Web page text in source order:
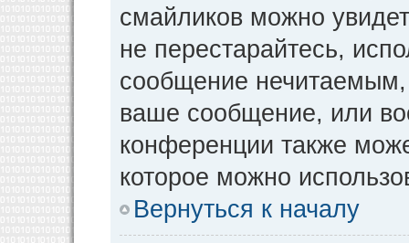
смайликов можно
не перестарайтесь,
сообщение нечитаемым,
ваше сообщение, или
конференции также
которое можно
Вернуться к началу